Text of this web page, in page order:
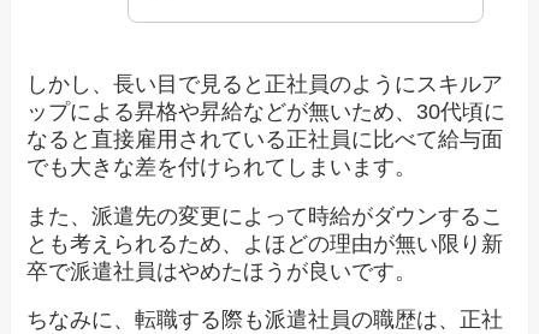
しかし、長い目で見ると正社員のようにスキルア
ップによる昇格や昇給などが無いため、30代頃に
なると直接雇用されている正社員に比べて給与面
でも大きな差を付けられてしまいます。
また、派遣先の変更によって時給がダウンするこ
とも考えられるため、よほどの理由が無い限り新
卒で派遣社員はやめたほうが良いです。
ちなみに、転職する際も派遣社員の職歴は、正社